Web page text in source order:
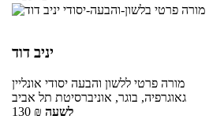
יניב דוד
מורה פרטי ללשון והבעה יסודי אונליין
גאוגרפיה, בוגר, אוניברסיטת תל אביב
130 ₪ לשעה